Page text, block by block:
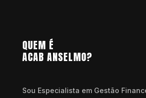
QUEM É
ACAB ANSELMO?
Sou Especialista em Gestão